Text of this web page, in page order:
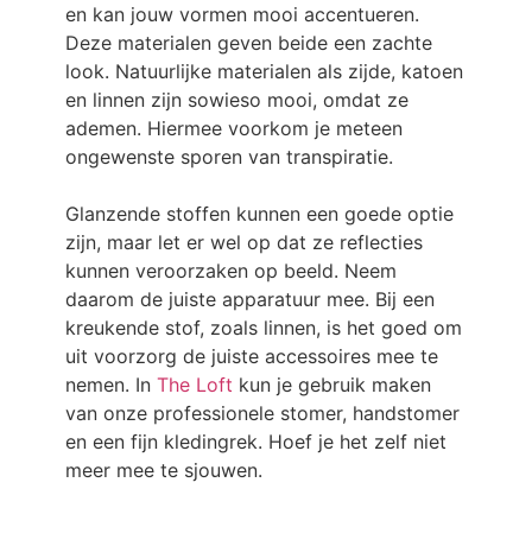
en kan jouw vormen mooi accentueren.
Deze materialen geven beide een zachte
look. Natuurlijke materialen als zijde, katoen
en linnen zijn sowieso mooi, omdat ze
ademen. Hiermee voorkom je meteen
ongewenste sporen van transpiratie.
Glanzende stoffen kunnen een goede optie
zijn, maar let er wel op dat ze reflecties
kunnen veroorzaken op beeld. Neem
daarom de juiste apparatuur mee. Bij een
kreukende stof, zoals linnen, is het goed om
uit voorzorg de juiste accessoires mee te
nemen. In The Loft kun je gebruik maken
van onze professionele stomer, handstomer
en een fijn kledingrek. Hoef je het zelf niet
meer mee te sjouwen.